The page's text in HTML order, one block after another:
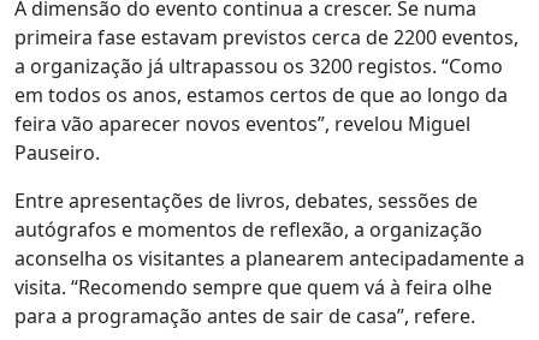
A dimensão do evento continua a crescer. Se numa
primeira fase estavam previstos cerca de 2200 eventos,
a organização já ultrapassou os 3200 registos. “Como
em todos os anos, estamos certos de que ao longo da
feira vão aparecer novos eventos”, revelou Miguel
Pauseiro.
Entre apresentações de livros, debates, sessões de
autógrafos e momentos de reflexão, a organização
aconselha os visitantes a planearem antecipadamente a
visita. “Recomendo sempre que quem vá à feira olhe
para a programação antes de sair de casa”, refere.